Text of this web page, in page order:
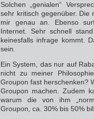
Solchen „genialen“
sehr kritisch gegenüber. Die
mir genau an. Ebenso
Internet. Sehr schnell
keinesfalls infrage kommt.
sein.
Ein System, das nur auf
nicht zu meiner
Groupon fast herschenken?
Groupon machen. Zudem
warum die von ihm
Groupon, ca. 30% bis 50%